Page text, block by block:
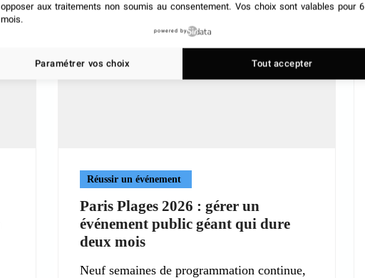
Réussir un événement
Paris Plages 2026 : gérer un
événement public géant qui dure
deux mois
Neuf semaines de programmation continue,
opposer aux traitements non soumis au consentement. Vos choix sont valables pour 6
mois.
powered by
Paramétrer vos choix Tout accepter